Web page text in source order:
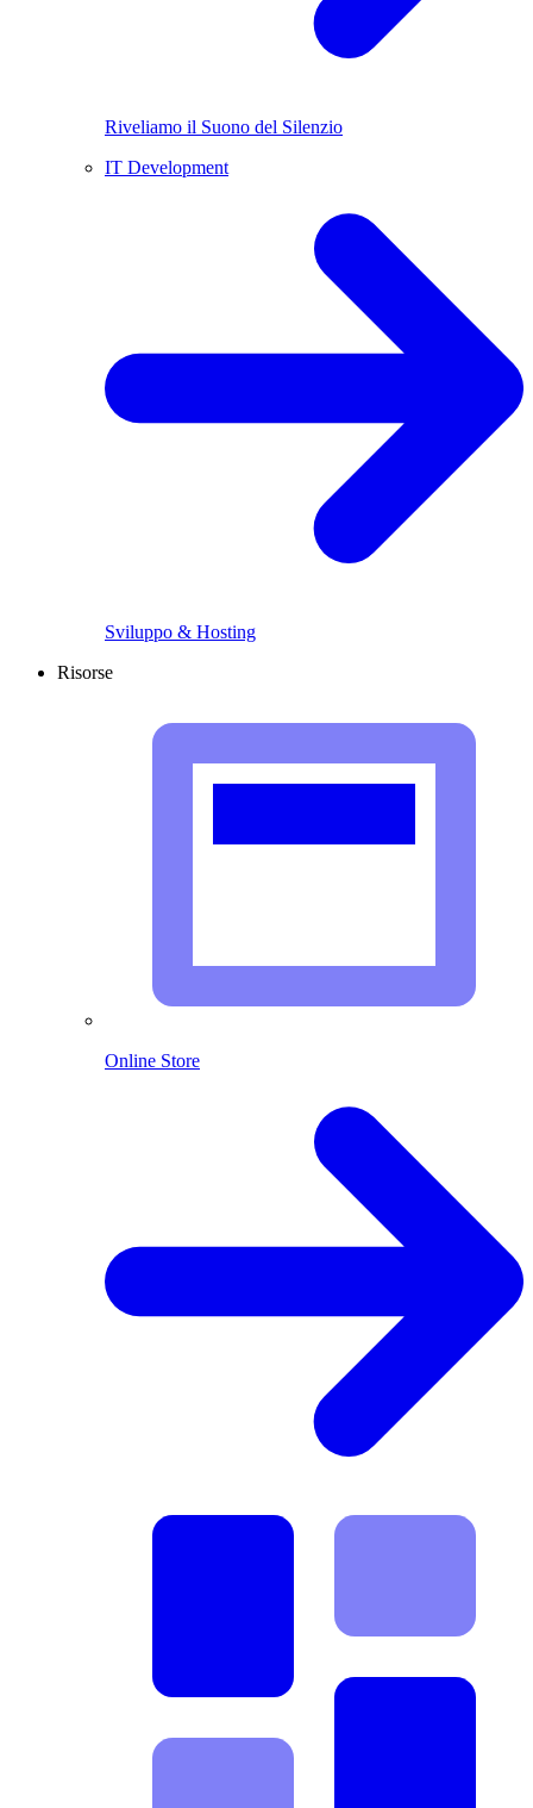
Riveliamo il Suono del Silenzio
IT Development
Sviluppo & Hosting
Risorse
Online Store